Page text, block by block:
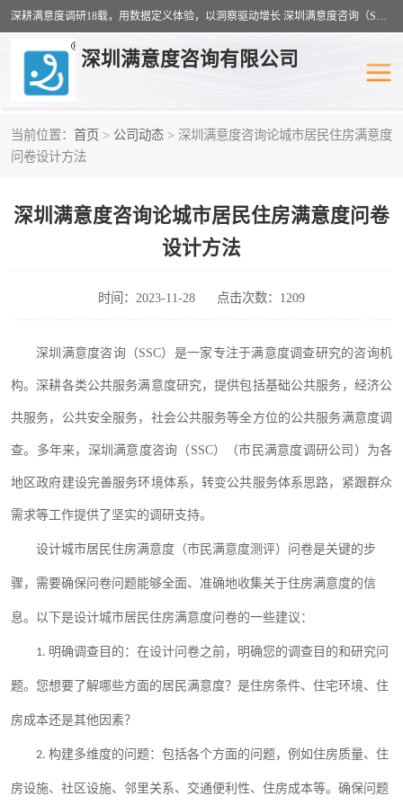
深耕满意度调研18载，用数据定义体验，以洞察驱动增长 深圳满意度咨询（SSC）：十八年专注，丈量每一份体验。
深圳满意度咨询有限公司
当前位置： 首页 > 公司动态 > 深圳满意度咨询论城市居民住房满意度
问卷设计方法
深圳满意度咨询论城市居民住房满意度问卷
设计方法
时间：2023-11-28 点击次数：1209
深圳满意度咨询（SSC）是一家专注于满意度调查研究的咨询机
构。深耕各类公共服务满意度研究，提供包括基础公共服务，经济公
共服务，公共安全服务，社会公共服务等全方位的公共服务满意度调
查。多年来，深圳满意度咨询（ SSC） （市民满意度调研公司 ） 为各
地区政府建设完善服务环境体系，转变公共服务体系思路，紧跟群众
需求等工作提供了坚实的调研支持。
设计城市居民住房满意度 （市民满意度测评） 问卷是关键的步
骤，需要确保问卷问题能够全面、准确地收集关于住房满意度的信
息。以下是设计城市居民住房满意度问卷的一些建议：
1. 明确调查目的：在设计问卷之前，明确您的调查目的和研究问
题。您想要了解哪些方面的居民满意度？是住房条件、住宅环境、住
房成本还是其他因素？
2. 构建多维度的问题：包括各个方面的问题，例如住房质量、住
房设施、社区设施、邻里关系、交通便利性、住房成本等。确保问题
物业满意度调查
客户满意度调查 医疗服务业满意度
餐饮业满意度调查
营商环境满意度 员工满意度